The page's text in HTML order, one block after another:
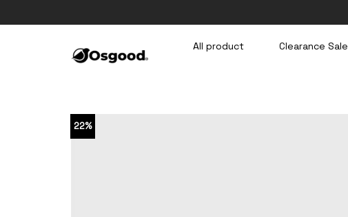
to
All product Clearance Sale
22%